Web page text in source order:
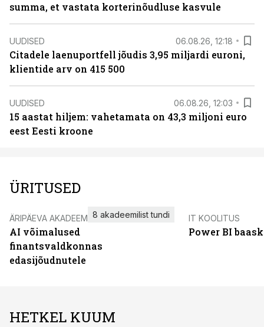
summa, et vastata korterinõudluse kasvule
UUDISED 06.08.26, 12:18
Citadele laenuportfell jõudis 3,95 miljardi euroni,
klientide arv on 415 500
UUDISED 06.08.26, 12:03
15 aastat hiljem: vahetamata on 43,3 miljoni euro
eest Eesti kroone
ÜRITUSED
ÄRIPÄEVA AKADEEMIA
AI võimalused
finantsvaldkonnas
edasijõudnutele
8 akadeemilist tundi IT KOOLITUS
Power BI
HETKEL KUUM